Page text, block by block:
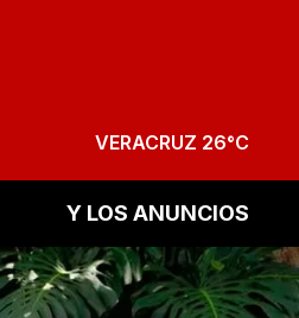
VERACRUZ 26°C
Y LOS ANUNCIOS